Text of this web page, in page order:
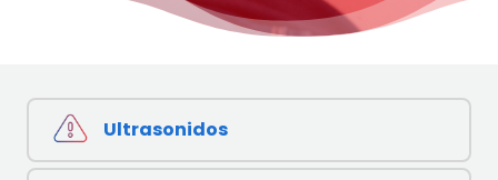
Ultrasonidos